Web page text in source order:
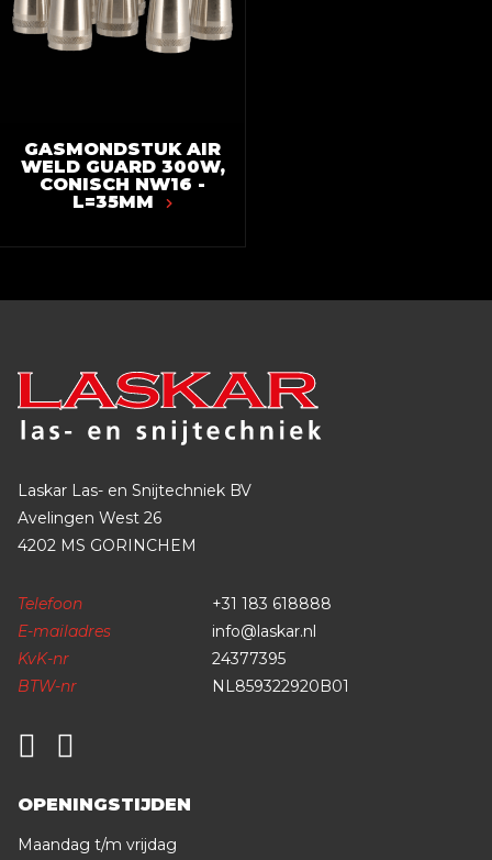
GASMONDSTUK AIR
WELD GUARD 300W,
CONISCH NW16 -
L=35MM
Laskar Las- en Snijtechniek BV
Avelingen West 26
4202 MS GORINCHEM
Telefoon
+31 183 618888
E-mailadres
info@laskar.nl
KvK-nr
24377395
BTW-nr
NL859322920B01
OPENINGSTIJDEN
Maandag t/m vrijdag